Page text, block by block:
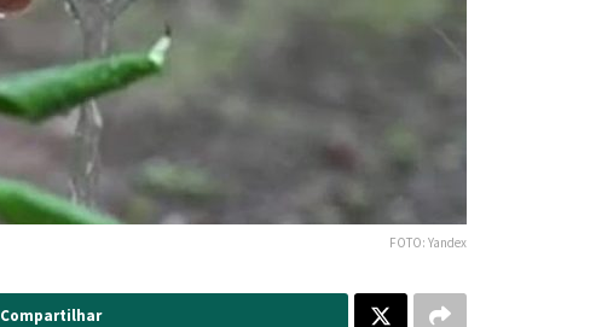
FOTO: Yandex
Compartilhar